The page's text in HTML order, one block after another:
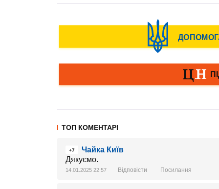
ТОП КОМЕНТАРІ
+7
Чайка Київ
Дякуємо.
14.01.2025 22:57 Відповісти Посилання